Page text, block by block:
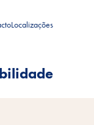
Localizações